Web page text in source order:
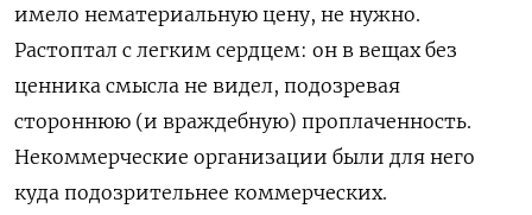
имело нематериальную цену, не нужно.
Растоптал с легким сердцем: он в вещах без
ценника смысла не видел, подозревая
стороннюю (и враждебную) проплаченность.
Некоммерческие организации были для него
куда подозрительнее коммерческих.